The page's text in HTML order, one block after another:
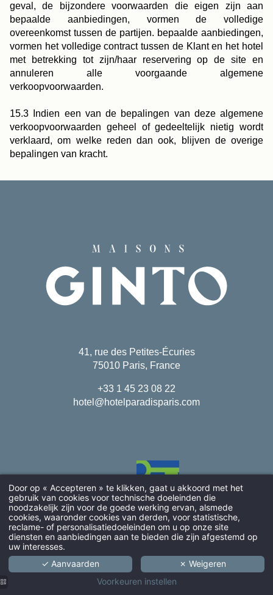
geval, de bijzondere voorwaarden die eigen zijn aan
bepaalde aanbiedingen, vormen de volledige
overeenkomst tussen de partijen. bepaalde aanbiedingen,
vormen het volledige contract tussen de Klant en het hotel
met betrekking tot zijn/haar reservering op de site en
annuleren alle voorgaande algemene
verkoopvoorwaarden.
15.3 Indien een van de bepalingen van deze algemene
verkoopvoorwaarden geheel of gedeeltelijk nietig wordt
verklaard, om welke reden dan ook, blijven de overige
bepalingen van kracht.
Instagram
WhatsApp
41, rue des Petites-Écuries
75010 Paris, France
+33 1 45 23 08 22
hotel@hotelparadisparis.com
AANKOMST
VOLWASSENEN
Door op « Accepteren » te klikken, gaat u akkoord met het
gebruik van cookies voor technische doeleinden die
noodzakelijk zijn voor de goede werking ervan, alsmede
cookies, waaronder cookies van derden, voor statistische,
reclame- of personalisatiedoeleinden om u op onze site
diensten en aanbiedingen aan te bieden die zijn afgestemd op
uw interesses.
✓ Aanvaarden
✗ Weigeren
Voorkeuren instellen